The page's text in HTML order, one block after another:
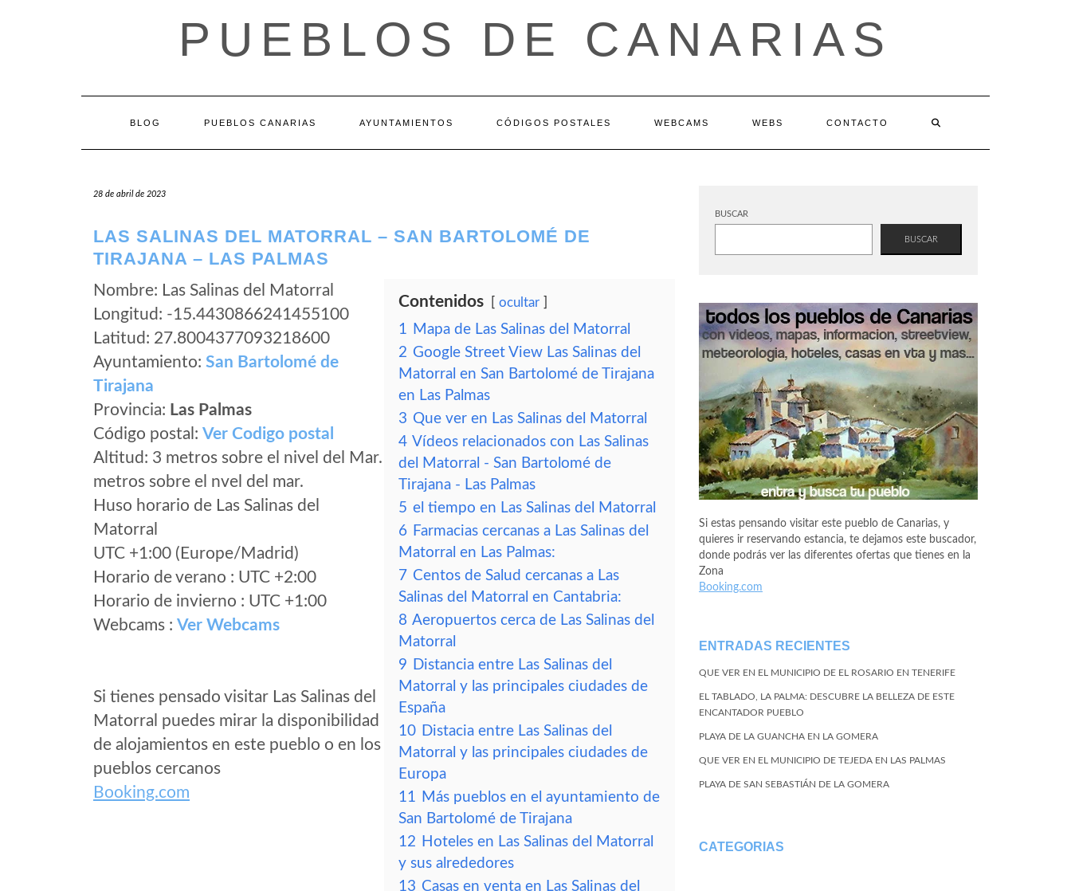
PUEBLOS DE CANARIAS
BLOG PUEBLOS CANARIAS AYUNTAMIENTOS CÓDIGOS POSTALES WEBCAMS WEBS CONTACTO
28 de abril de 2023
LAS SALINAS DEL MATORRAL – SAN BARTOLOMÉ DE
TIRAJANA – LAS PALMAS
Nombre: Las Salinas del Matorral
Longitud: -15.4430866241455100
Latitud: 27.8004377093218600
Ayuntamiento: San Bartolomé de
Tirajana
Provincia: Las Palmas
Código postal: Ver Codigo postal
Altitud: 3 metros sobre el nivel del Mar.
metros sobre el nvel del mar.
Huso horario de Las Salinas del
Matorral
UTC +1:00 (Europe/Madrid)
Horario de verano : UTC +2:00
Horario de invierno : UTC +1:00
Webcams : Ver Webcams
Si tienes pensado visitar Las Salinas del
Matorral puedes mirar la disponibilidad
de alojamientos en este pueblo o en los
pueblos cercanos
Booking.com
Contenidos ocultar
1 Mapa de Las Salinas del Matorral
2 Google Street View Las Salinas del
Matorral en San Bartolomé de Tirajana
en Las Palmas
3 Que ver en Las Salinas del Matorral
4 Vídeos relacionados con Las Salinas
del Matorral - San Bartolomé de
Tirajana - Las Palmas
5 el tiempo en Las Salinas del Matorral
6 Farmacias cercanas a Las Salinas del
Matorral en Las Palmas:
7 Centos de Salud cercanas a Las
Salinas del Matorral en Cantabria:
8 Aeropuertos cerca de Las Salinas del
Matorral
9 Distancia entre Las Salinas del
Matorral y las principales ciudades de
España
10 Distacia entre Las Salinas del
Matorral y las principales ciudades de
Europa
11 Más pueblos en el ayuntamiento de
San Bartolomé de Tirajana
12 Hoteles en Las Salinas del Matorral
y sus alrededores
13 Casas en venta en Las Salinas del
BUSCAR
BUSCAR
Si estas pensando visitar este pueblo de Canarias, y
quieres ir reservando estancia, te dejamos este buscador,
donde podrás ver las diferentes ofertas que tienes en la
Zona
Booking.com
ENTRADAS RECIENTES
QUE VER EN EL MUNICIPIO DE EL ROSARIO EN TENERIFE
EL TABLADO, LA PALMA: DESCUBRE LA BELLEZA DE ESTE
ENCANTADOR PUEBLO
PLAYA DE LA GUANCHA EN LA GOMERA
QUE VER EN EL MUNICIPIO DE TEJEDA EN LAS PALMAS
PLAYA DE SAN SEBASTIÁN DE LA GOMERA
CATEGORIAS